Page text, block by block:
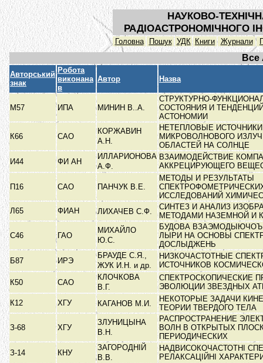
НАУКОВО-
РАДІОАСТРОНОМІЧНОГО
Головна Пошук УДК Книги Журнали
Все
Авторський
знак
Робота
виконана
в
Автор Назва
М57 ИПА МИНИН В..А.
СТРУКТУРНО-
СОСТОЯНИЯ И
АСТОНОМИИ
К66 САО
КОРЖАВИН
А.Н.
НЕТЕПЛОВЫЕ ИСТОЧНИКИ
МИКРОВОЛНОВОГО
ОБЛАСТЕЙ НА СОЛНЦЕ
И44
ФИ АН
ИЛЛАРИОНОВА
А.Ф.
ВЗАИМОДЕЙСТВИЕ
АККРЕЦИРУЮЩЕГО
П16 САО ПАНЧУК В.Е.
МЕТОДЫ И РЕЗУЛЬТАТЫ
ИССЛЕДОВАНИЙ
Л65
ФИАН ЛИХАЧЕВ С.Ф.
СИНТЕЗ И АНАЛИЗ
МЕТОДАМИ НАЗЕМНОЙ И
С46 ГАО
МИХАЙЛО
Ю.С.
БУДОВА
ЛЫРИ НА ОСНОВЫ
ДОСЛЫДЖЕНЬ
Б87
ИРЭ
БРАУДЕ С.Я.,
ЖУК И.Н. и др.
НИЗКОЧАСТОТНЫЕ
ИСТОЧНИКОВ
К50
САО
КЛОЧКОВА
В.Г.
СПЕКТРОСКОПИЧЕСКИЕ
ЭВОЛЮЦИИ ЗВЕЗДНЫХ
К12
ХГУ КАГАНОВ М.И.
НЕКОТОРЫЕ ЗАДАЧИ
ТЕОРИИ ТВЕРДОГО ТЕЛА
З-68 ХГУ
ЗЛУНИЦЫНА
В.Н.
РАСПРОСТРАНЕНИЕ
ВОЛН В ОТКРЫТЫХ
ПЕРИОДИЧЕСКИХ
З-14
КНУ
ЗАГОРОДНІЙ
В.В.
НАДВИСОКОЧАСТОТНІ
РЕЛАКСАЦІЙНІ